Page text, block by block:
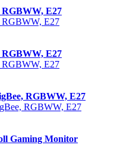
E27
E27
RGBWW, E27
Gaming Monitor